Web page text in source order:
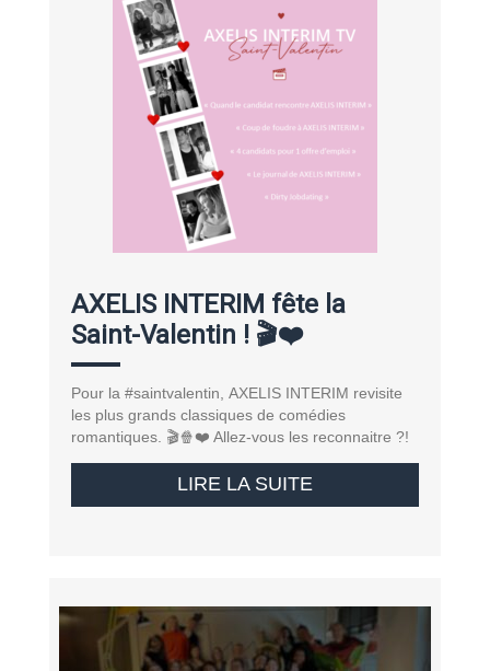
AXELIS INTERIM fête la
Saint-Valentin ! 🎬❤️
Pour la #saintvalentin, AXELIS INTERIM revisite
les plus grands classiques de comédies
romantiques. 🎬🍿❤️ Allez-vous les reconnaitre ?!
LIRE LA SUITE